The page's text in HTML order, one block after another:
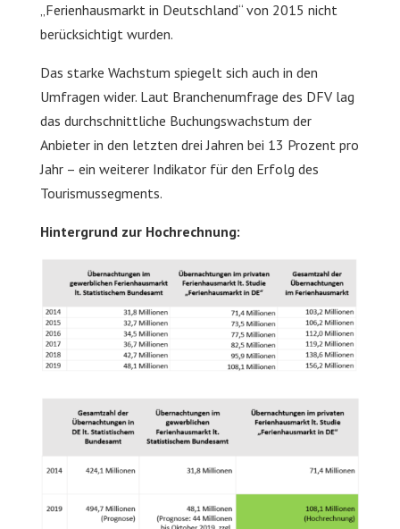
„Ferienhausmarkt in Deutschland“ von 2015 nicht
berücksichtigt wurden.
Das starke Wachstum spiegelt sich auch in den
Umfragen wider. Laut Branchenumfrage des DFV lag
das durchschnittliche Buchungswachstum der
Anbieter in den letzten drei Jahren bei 13 Prozent pro
Jahr – ein weiterer Indikator für den Erfolg des
Tourismussegments.
Hintergrund zur Hochrechnung: